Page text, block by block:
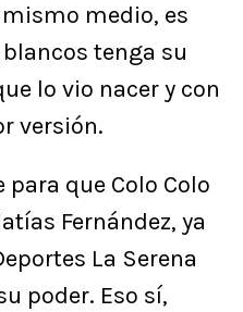
medio, es
tenga su
lo vio nacer y con
versión.
que Colo Colo
Fernández, ya
La Serena
poder. Eso sí,